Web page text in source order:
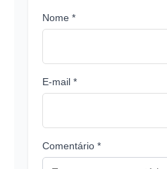
Nome *
E-mail *
Comentário *